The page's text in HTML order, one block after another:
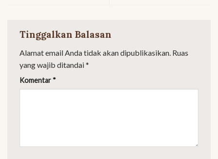
Tinggalkan Balasan
Alamat email Anda tidak akan dipublikasikan. Ruas
yang wajib ditandai*
Komentar *